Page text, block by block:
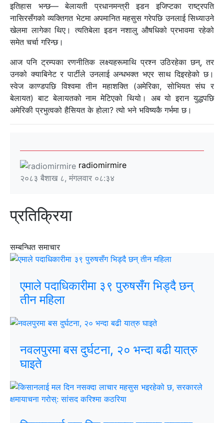
इतिहास भन्छ— बेलायती प्रधानमन्त्री इडन इजिप्टका राष्ट्रपति
नासिरसँगको व्यक्तिगत भेटमा अपमानित महसुस गरेपछि उनलाई सिध्याउने
खेलमा लागेका थिए। त्यतिबेला इडन नशालु औषधिको प्रभावमा रहेको
समेत चर्चा गरिन्छ।
आज पनि ट्रम्पका रणनीतिक लक्ष्यहरूमाथि प्रश्न उठिरहेका छन्, तर
उनको क्याबिनेट र पार्टीले उनलाई अन्धभक्त भएर साथ दिइरहेको छ।
स्वेज काण्डपछि विश्वमा तीन महाशक्ति (अमेरिका, सोभियत संघ र
बेलायत) बाट बेलायतको नाम मेटिएको थियो। अब यो इरान युद्धपछि
अमेरिकी प्रभुत्वको हैसियत के होला? त्यो भने भविष्यकै गर्भमा छ।
radiomirmire
२०८३ बैशाख ८, मंगलवार ०८:३४
प्रतिक्रिया
सम्बन्धित समाचार
एमाले पदाधिकारीमा ३९ पुरुषसँग भिड्दै छन्
तीन महिला
नवलपुरमा बस दुर्घटना, २० भन्दा बढी यात्रु
घाइते